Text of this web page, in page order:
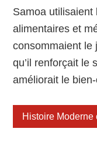
Samoa utilisaient
alimentaires et
consommaient le
qu’il renforçait le
améliorait le
Histoire Moderne